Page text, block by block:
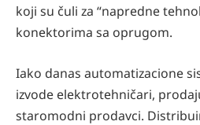
koji su čuli za “napredne
konektorima sa oprugom.
Iako danas automatizacione
izvode elektrotehničari,
staromodni prodavci.